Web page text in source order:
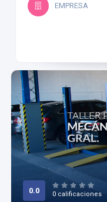
EMPRESA
0.0 0 calificaciones